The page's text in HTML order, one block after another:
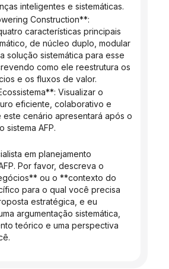
inteligentes e sistemáticas.
características principais
de núcleo duplo, modular
solução sistemática para esse
como ele reestrutura os
e os fluxos de valor.
eficiente, colaborativo e
este cenário apresentará após o
sistema AFP.
Por favor, descreva o
ou o **contexto do
para o qual você precisa
estratégica, e eu
argumentação sistemática,
teórico e uma perspectiva